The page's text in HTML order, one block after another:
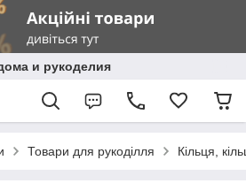
и рукоделия
Товари для рукоділля Кільця,